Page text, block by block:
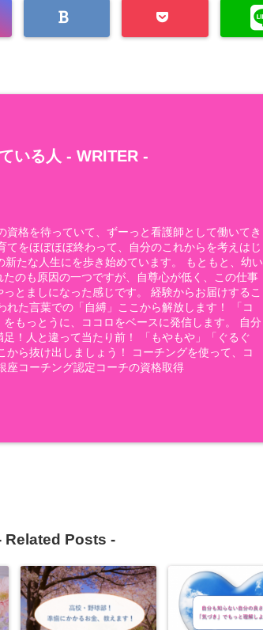
いる人 - WRITER -
資格を待っていて、ずーっと看護師として働いてき
てをほぼほぼ終わって、自分のこれからを考えはじ
新たな人生にを歩き始めています。 もともと、幼い
たのも原因の一つですが、自尊心が低く、この仕事
とましになった感じです。 経験からお届けするこ
れた言葉での「自縛」ここから解放します！ 「コ
をもっとうに、ココロをベースに発信します。 自分
！人と違って当たり前！ 「もやもや」「ぐるぐ
から抜け出しましょう！ コーチングを使って、コ
座コーチング認定コーチの資格取得
Related Posts -